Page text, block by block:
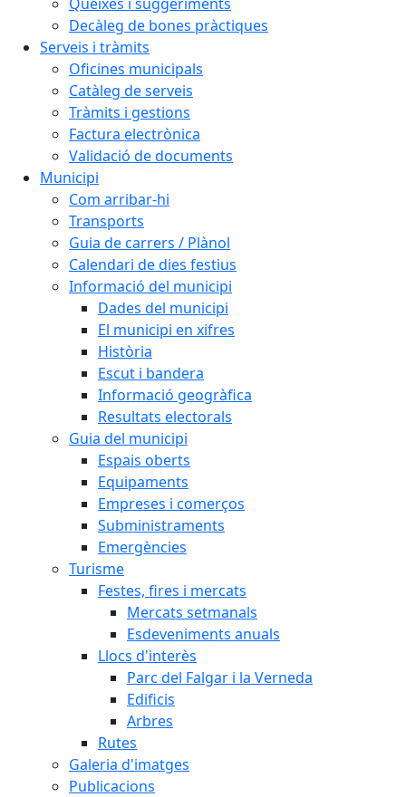
Decàleg de bones pràctiques
Serveis i tràmits
Oficines municipals
Catàleg de serveis
Tràmits i gestions
Factura electrònica
Validació de documents
Municipi
Com arribar-hi
Transports
Guia de carrers / Plànol
Calendari de dies festius
Informació del municipi
Dades del municipi
El municipi en xifres
Història
Escut i bandera
Informació geogràfica
Resultats electorals
Guia del municipi
Espais oberts
Equipaments
Empreses i comerços
Subministraments
Emergències
Turisme
Festes, fires i mercats
Mercats setmanals
Esdeveniments anuals
Llocs d'interès
Parc del Falgar i la Verneda
Edificis
Arbres
Rutes
Galeria d'imatges
Publicacions